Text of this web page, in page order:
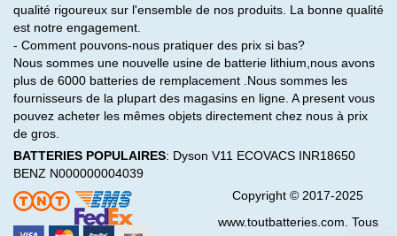
qualité rigoureux sur l'ensemble de nos produits. La bonne qualité
est notre engagement.
- Comment pouvons-nous pratiquer des prix si bas?
Nous sommes une nouvelle usine de batterie lithium,nous avons
plus de 6000 batteries de remplacement .Nous sommes les
fournisseurs de la plupart des magasins en ligne. A present vous
pouvez acheter les mêmes objets directement chez nous à prix
de gros.
BATTERIES POPULAIRES: Dyson V11 ECOVACS INR18650
BENZ N000000004039
Copyright © 2017-2025
www.toutbatteries.com. Tous